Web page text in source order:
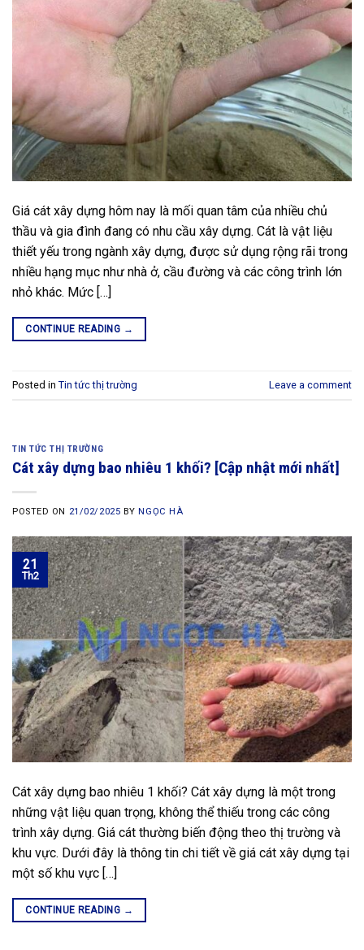
Giá cát xây dựng hôm nay là mối quan tâm của nhiều chủ
thầu và gia đình đang có nhu cầu xây dựng. Cát là vật liệu
thiết yếu trong ngành xây dựng, được sử dụng rộng rãi trong
nhiều hạng mục như nhà ở, cầu đường và các công trình lớn
nhỏ khác. Mức […]
CONTINUE READING →
Posted in Tin tức thị trường Leave a comment
TIN TỨC THỊ TRƯỜNG
Cát xây dựng bao nhiêu 1 khối? [Cập nhật mới nhất]
POSTED ON 21/02/2025 BYNGỌC HÀ
21
Th2
Cát xây dựng bao nhiêu 1 khối? Cát xây dựng là một trong
những vật liệu quan trọng, không thể thiếu trong các công
trình xây dựng. Giá cát thường biến động theo thị trường và
khu vực. Dưới đây là thông tin chi tiết về giá cát xây dựng tại
một số khu vực […]
CONTINUE READING →